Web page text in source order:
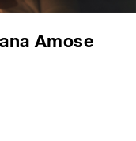
Amose